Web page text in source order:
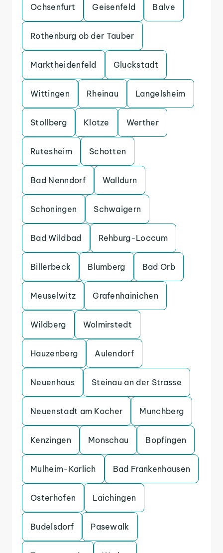
Ochsenfurt Geisenfeld Balve
Rothenburg ob der Tauber
Marktheidenfeld Gluckstadt
Wittingen Rheinau Langelsheim
Stollberg Klotze Werther
Rutesheim Schotten
Bad Nenndorf Walldurn
Schoningen Schwaigern
Bad Wildbad Rehburg-Loccum
Billerbeck Blumberg Bad Orb
Meuselwitz Grafenhainichen
Wildberg Wolmirstedt
Hauzenberg Aulendorf
Neuenhaus Steinau an der Strasse
Neuenstadt am Kocher Munchberg
Kenzingen Monschau Bopfingen
Mulheim-Karlich Bad Frankenhausen
Osterhofen Laichingen
Budelsdorf Pasewalk